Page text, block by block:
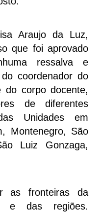
Araujo da Luz,
que foi aprovado
ressalva e
coordenador do
do corpo docente,
de diferentes
Unidades em
Montenegro, São
Luiz Gonzaga,
as fronteiras da
e das regiões.